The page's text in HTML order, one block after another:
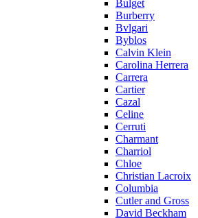
Bulget
Burberry
Bvlgari
Byblos
Calvin Klein
Carolina Herrera
Carrera
Cartier
Cazal
Celine
Cerruti
Charmant
Charriol
Chloe
Christian Lacroix
Columbia
Cutler and Gross
David Beckham